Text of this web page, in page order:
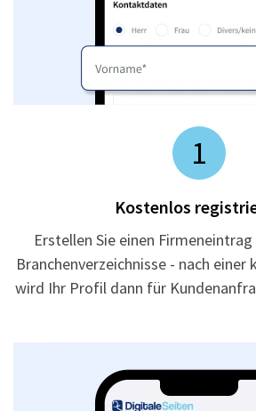
1
Kostenlos
Erstellen Sie einen
Branchenverzeichnisse - nach einer
wird Ihr Profil dann für